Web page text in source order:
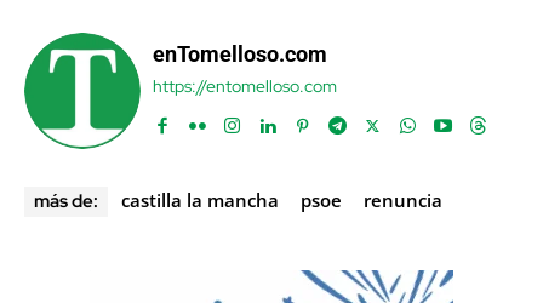
enTomelloso.com
https://entomelloso.com
más de: castilla la mancha psoe renuncia